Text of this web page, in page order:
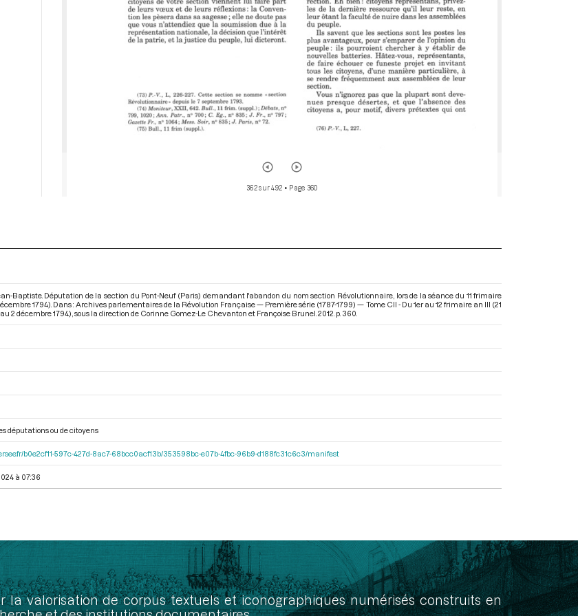
362 sur 492 • Page 360
Baptiste. Députation de la section du Pont-Neuf (Paris) demandant l'abandon du nom section Révolutionnaire, lors de la séance du 11 frimaire
1794). Dans : Archives parlementaires de la Révolution Française — Première série (1787-1799) — Tome CII - Du 1er au 12 frimaire an III (21
2 décembre 1794) , sous la direction de Corinne Gomez-Le Chevanton et Françoise Brunel. 2012. p. 360.
députations ou de citoyens
b0e2cf11-597c-427d-8ac7-68bcc0acf13b/353598bc-e07b-4fbc-96b9-d188fc31c6c3/manifest
à 07:36
la valorisation de corpus textuels et iconographiques numérisés construits en